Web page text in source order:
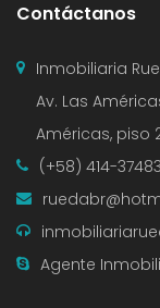
Contáctanos
Inmobiliaria
Av. Las
Américas, piso
(+58) 414-
Agente